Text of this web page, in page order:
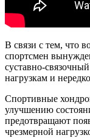
В связи с тем, что
спортсмен
суставно-
нагрузкам и
Спортивные
улучшению
предотвращают
чрезмерной